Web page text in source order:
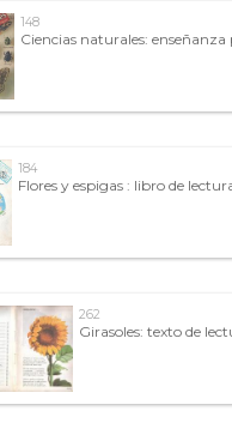
148
Ciencias naturales:
184
Flores y espigas : libro de
262
Girasoles: texto de